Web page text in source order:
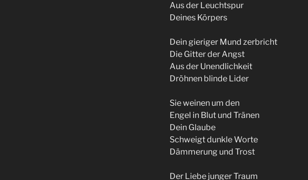
Aus der Leuchtspur
Deines Körpers
Dein gieriger Mund zerbricht
Die Gitter der Angst
Aus der Unendlichkeit
Dröhnen blinde Lider
Sie weinen um den
Engel in Blut und Tränen
Dein Glaube
Schweigt dunkle Worte
Dämmerung und Trost
Der Liebe junger Traum